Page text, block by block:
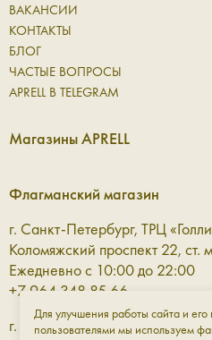
ВАКАНСИИ
КОНТАКТЫ
БЛОГ
ЧАСТЫЕ ВОПРОСЫ
APRELL В TELEGRAM
Магазины APRELL
Флагманский магазин
г. Санкт-Петербург, ТРЦ
Коломяжский проспект 22, ст.
Ежедневно с 10:00 до 22:00
+7 964 348 85 66
г. Санкт-Петербург, ТРЦ
Для улучшения работы сайта и его
пользователями мы используем